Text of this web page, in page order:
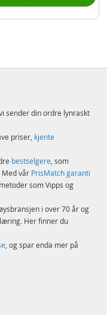
sender din ordre lynraskt
priser, kjente
bestselgere , som
Med vår PrisMatch garanti
som Vipps og
i over 70 år og
Her finner du
, og spar enda mer på